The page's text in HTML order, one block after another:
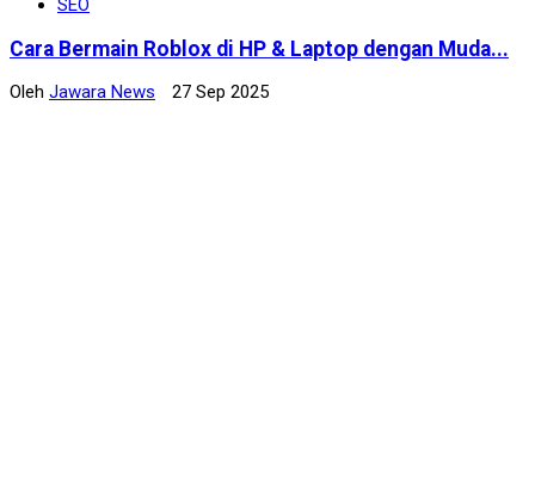
SEO
Cara Bermain Roblox di HP & Laptop dengan Muda...
Oleh Jawara News 27 Sep 2025